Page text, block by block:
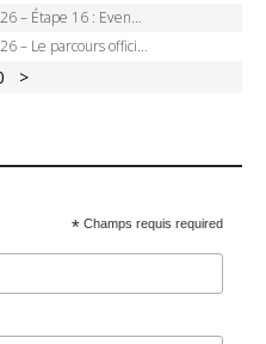
qui domptera le chrono d’Évian pour redessiner le podium ?
complet : 21 étapes, profils, carte et dates
>
* Champs requis required